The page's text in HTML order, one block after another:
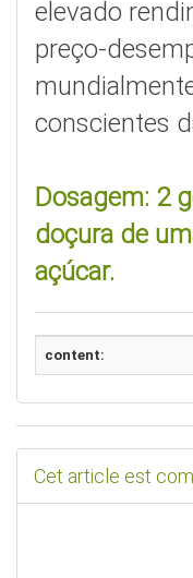
elevado
preço-
conscientes
Dosagem: 2
doçura de
açúcar.
content:
Cet article est